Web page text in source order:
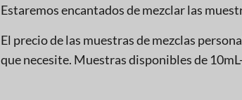
Estaremos encantados de mezclar las
El precio de las muestras de mezclas
que necesite. Muestras disponibles de